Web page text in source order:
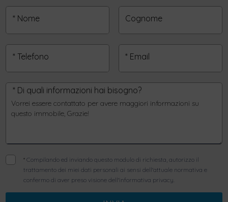
* Nome Cognome
* Telefono * Email
* Di quali informazioni hai bisogno?
*Compilando ed inviando questo modulo di richiesta, autorizzo il
trattamento dei miei dati personali ai sensi dell'attuale normativa e
confermo di aver preso visione dell'informativa privacy.